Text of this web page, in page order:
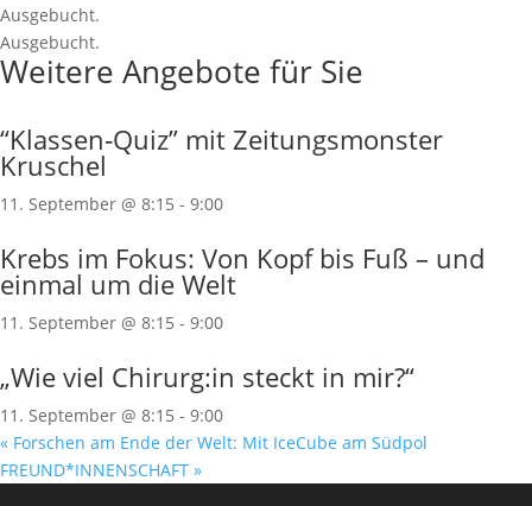
Ausgebucht.
Ausgebucht.
Weitere Angebote für Sie
“Klassen‐Quiz” mit Zeitungsmonster
Kruschel
11. September @ 8:15 - 9:00
Krebs im Fokus: Von Kopf bis Fuß – und
einmal um die Welt
11. September @ 8:15 - 9:00
„Wie viel Chirurg:in steckt in mir?“
11. September @ 8:15 - 9:00
« Forschen am Ende der Welt: Mit IceCube am Südpol
FREUND*INNENSCHAFT »